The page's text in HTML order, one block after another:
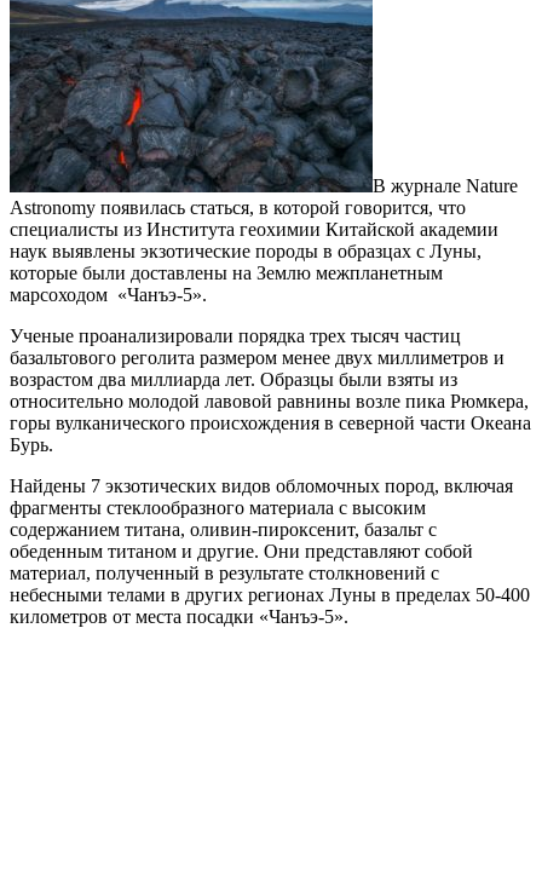
В журнале Nature
Astronomy появилась статься, в которой говорится, что
специалисты из Института геохимии Китайской академии
наук выявлены экзотические породы в образцах с Луны,
которые были доставлены на Землю межпланетным
марсоходом «Чанъэ-5».
Ученые проанализировали порядка трех тысяч частиц
базальтового реголита размером менее двух миллиметров и
возрастом два миллиарда лет. Образцы были взяты из
относительно молодой лавовой равнины возле пика Рюмкера,
горы вулканического происхождения в северной части Океана
Бурь.
Найдены 7 экзотических видов обломочных пород, включая
фрагменты стеклообразного материала с высоким
содержанием титана, оливин-пироксенит, базальт с
обеденным титаном и другие. Они представляют собой
материал, полученный в результате столкновений с
небесными телами в других регионах Луны в пределах 50-400
километров от места посадки «Чанъэ-5».